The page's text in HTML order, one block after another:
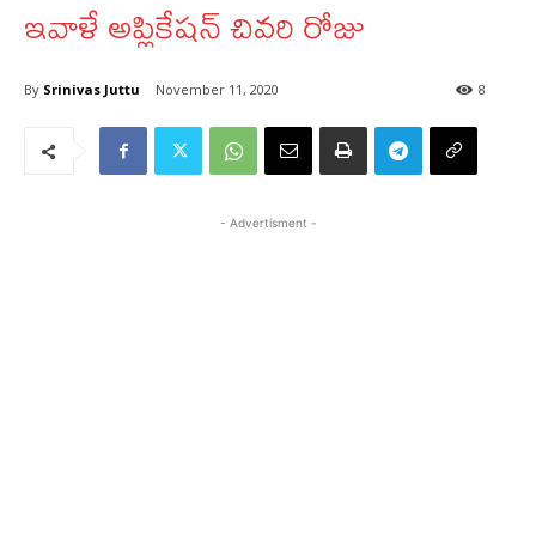
ఇవాళే అప్లికేషన్‌ చివరి రోజు
By Srinivas Juttu November 11, 2020 8
- Advertisment -